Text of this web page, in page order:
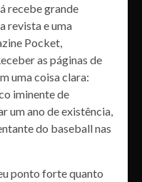
recebe grande
revista e uma
Pocket,
as páginas de
uma coisa clara:
iminente de
um ano de existência,
do baseball nas
ponto forte quanto